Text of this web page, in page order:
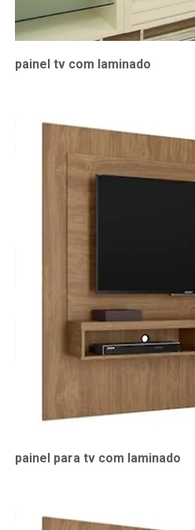
painel tv com laminado
painel para tv com laminado